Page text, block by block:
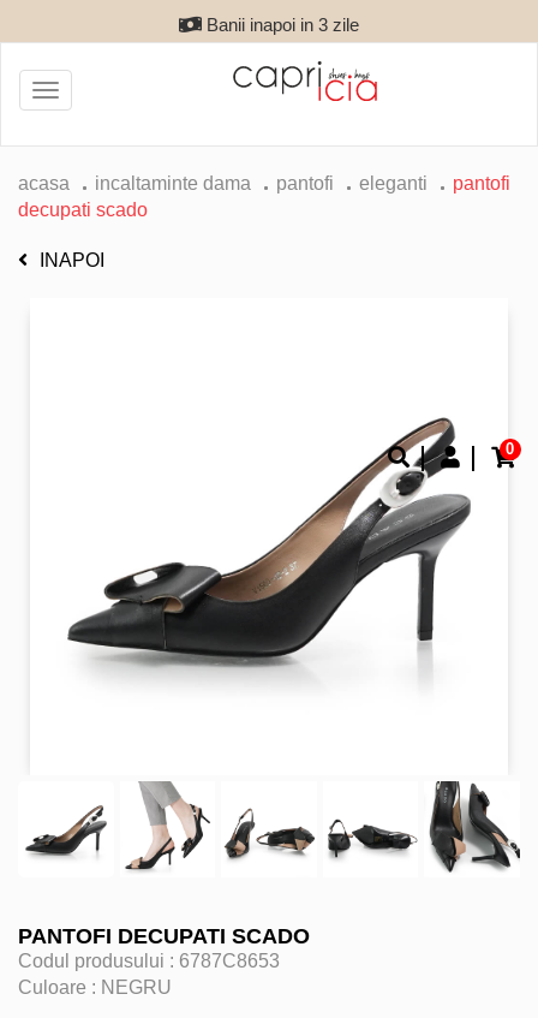
Banii inapoi in 3 zile
0
Toggle
navigation
acasa incaltaminte dama pantofi eleganti
pantofi
decupati scado
INAPOI
PANTOFI DECUPATI SCADO
Codul produsului : 6787C8653
Culoare : NEGRU